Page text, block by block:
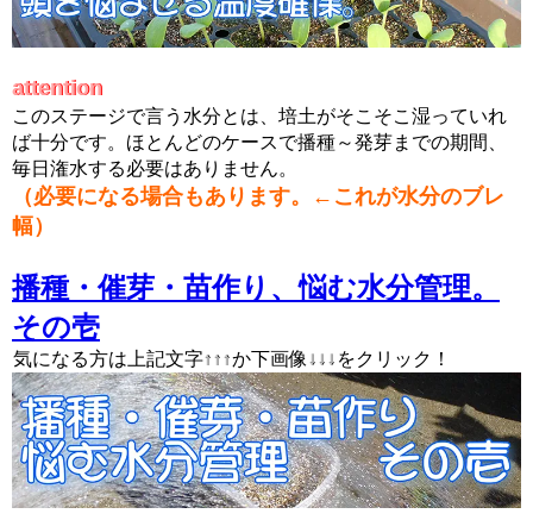
attention
attention
このステージで言う水分とは、培土がそこそこ湿っていれ
ば十分です。ほとんどのケースで播種～発芽までの期間、
毎日潅水する必要はありません。
（必要になる場合もあります。←これが水分のブレ
幅）
播種・催芽・苗作り、悩む水分管理。
その壱
気になる方は上記文字↑↑↑か下画像↓↓↓をクリック！
↑↑↑ ↓↓↓